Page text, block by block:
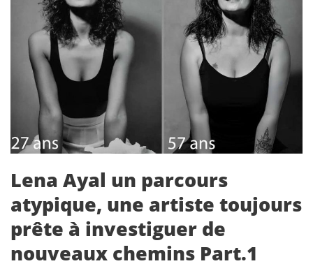
Lena Ayal un parcours
atypique, une artiste toujours
prête à investiguer de
nouveaux chemins Part.1